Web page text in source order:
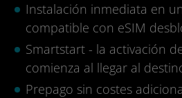
Instalación inmediata en
compatible con eSIM
Smartstart - la activación
comienza al llegar al
Prepago sin costes